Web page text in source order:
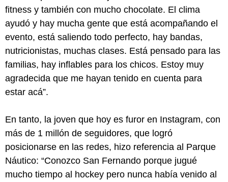
fitness y también con mucho chocolate. El clima
ayudó y hay mucha gente que está acompañando el
evento, está saliendo todo perfecto, hay bandas,
nutricionistas, muchas clases. Está pensado para las
familias, hay inflables para los chicos. Estoy muy
agradecida que me hayan tenido en cuenta para
estar acá”.
En tanto, la joven que hoy es furor en Instagram, con
más de 1 millón de seguidores, que logró
posicionarse en las redes, hizo referencia al Parque
Náutico: “Conozco San Fernando porque jugué
mucho tiempo al hockey pero nunca había venido al